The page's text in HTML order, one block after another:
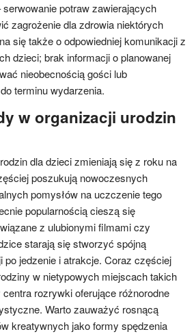
potraw zawierających
zagrożenie dla zdrowia niektórych
się także o odpowiedniej komunikacji z
dzieci; brak informacji o planowanej
nieobecnością gości lub
terminu wydarzenia.
w organizacji urodzin
dla dzieci zmieniają się z roku na
poszukują nowoczesnych
pomysłów na uczczenie tego
popularnością cieszą się
z ulubionymi filmami czy
starają się stworzyć spójną
po jedzenie i atrakcje. Coraz częściej
w nietypowych miejscach takich
rozrywki oferujące różnorodne
Warto zauważyć rosnącą
kreatywnych jako formy spędzenia